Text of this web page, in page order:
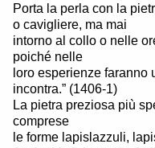
Porta la perla con la
o cavigliere, ma mai
intorno al collo o nelle
poiché nelle
loro esperienze faranno
incontra.” (1406-1)
La pietra preziosa più
comprese
le forme lapislazzuli,